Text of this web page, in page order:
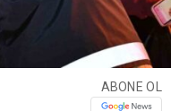
ABONE OL